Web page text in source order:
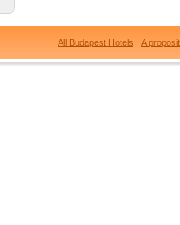
All Budapest Hotels A